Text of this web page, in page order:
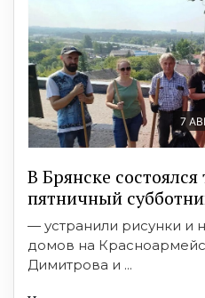
7
В Брянске
пятничный
— устранили рисунки и
домов на
Димитрова и ...